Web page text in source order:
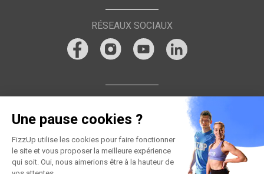
RÉSEAUX SOCIAUX
Une pause cookies ?
FizzUp utilise les cookies pour faire fonctionner
le site et vous proposer la meilleure expérience
qui soit. Oui, nous aimerions être à la hauteur de